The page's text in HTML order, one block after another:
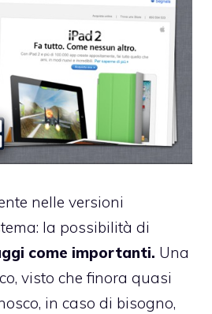
nelle versioni
la possibilità di
come importanti. Una
visto che finora quasi
in caso di bisogno,